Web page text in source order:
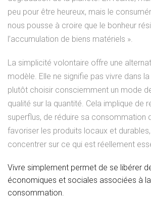
peu pour être heureux, mais le
nous pousse à croire que le bonheur
l’accumulation de biens matériels ».
La simplicité volontaire offre une
modèle. Elle ne signifie pas vivre dans
plutôt choisir consciemment un mode
qualité sur la quantité. Cela implique de
superflus, de réduire sa consommation
favoriser les produits locaux et
concentrer sur ce qui est réellement
Vivre simplement permet de se libérer
économiques et sociales associées à
consommation.